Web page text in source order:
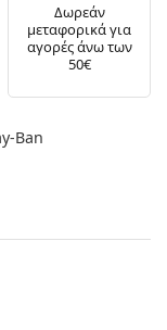
Δωρεάν
μεταφορικά για
αγορές άνω των
50€
Ban